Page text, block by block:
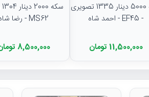
سکه 5000 دینار 1335 تصویری
- EF45 - احمد شاه
11,500,000 تومان
MS62 - رضا شاه
8,500,000 تومان